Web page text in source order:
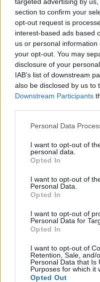
section to confirm your
opt-out request is
interest-based ads based
us or personal
your opt-out. You may
disclosure of your
IAB’s list of downstream
also be disclosed by us to
Downstream Participants
Personal Data
I want to opt-out of
personal data.
Opted In
I want to opt-out of
Personal Data.
Opted In
I want to opt-out of
Personal Data for
Opted In
I want to opt-out of
Retention, Sale, and/
Personal Data that Is
Purposes for which it
Opted Out
Δήμου μας,
προσφοράς και
δράσεις μάς
συνοχή ξεκινά από
και τις καρδιές
άλλου».
ΟΛΕΣ ΟΙ ΕΙΔΗΣΕΙΣ
Διαβουλεύσεις για
Θάσου
Θέμα χρόνου η
υδροδότησης στη Χίο
Ξεκάθαρος για
αποκατάσταση
ΔΗΜΟΣ
ΜΑΡΓΕΤΗΣ ΦΛΟΓΑ